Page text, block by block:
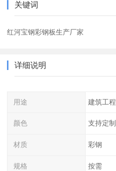
关键词
红河宝钢彩钢板生产厂家
详细说明
用途 建筑工程
颜色 支持定制
材质 彩钢
规格 按需